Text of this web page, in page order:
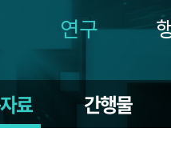
연구
료 간행물